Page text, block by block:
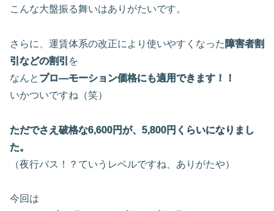
こんな大盤振る舞いはありがたいです。
さらに、運賃体系の改正により使いやすくなった 障害者割
引などの割引 を
なんと プロ―モーション価格にも適用できます！！
いかついですね（笑）
ただでさえ破格な6,600円が、5,800円くらいになりまし
た。
（夜行バス！？ていうレベルですね、ありがたや）
今回は